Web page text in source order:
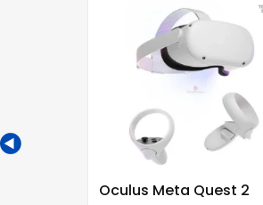
Oculus Meta Quest 2